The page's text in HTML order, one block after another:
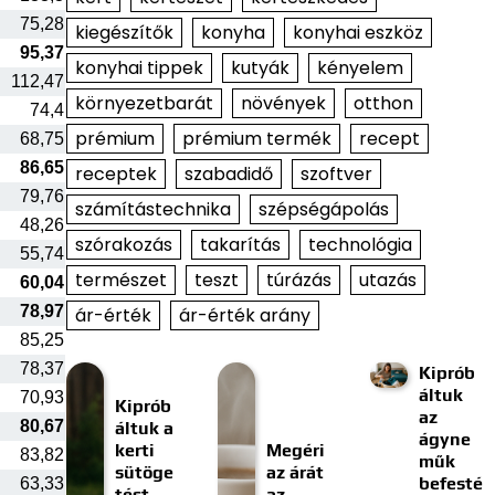
75,28
95,37
112,47
74,4
68,75
86,65
79,76
48,26
55,74
60,04
78,97
85,25
78,37
70,93
80,67
83,82
63,33
kiegészítők
konyha
konyhai eszköz
konyhai tippek
kutyák
kényelem
környezetbarát
növények
otthon
prémium
prémium termék
recept
receptek
szabadidő
szoftver
számítástechnika
szépségápolás
szórakozás
takarítás
technológia
természet
teszt túrázás
utazás
ár-érték
ár-érték arány
Kiprób
áltuk a
kerti
sütöge
Megéri
az árát
Kiprób
áltuk
az
ágyne
műk
befesté